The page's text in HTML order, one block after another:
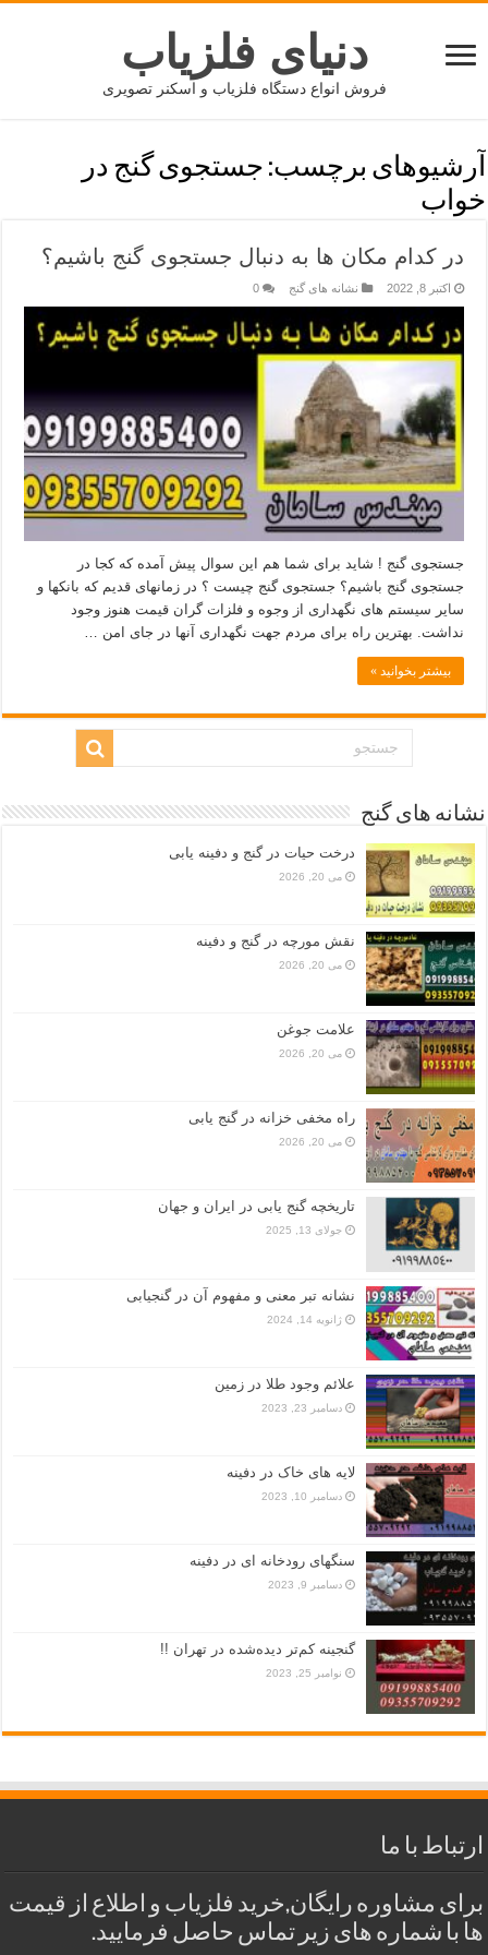
دنیای فلزیاب
فروش انواع دستگاه فلزیاب و اسکنر تصویری
آرشیوهای برچسب: جستجوی گنج در
خواب
در کدام مکان ها به دنبال جستجوی گنج باشیم؟
اکتبر 8, 2022 نشانه های گنج 0
جستجوی گنج ! شاید برای شما هم این سوال پیش آمده که کجا در
جستجوی گنج باشیم؟ جستجوی گنج چیست ؟ در زمانهای قدیم که بانکها و
سایر سیستم های نگهداری از وجوه و فلزات گران قیمت هنوز وجود
نداشت. بهترین راه برای مردم جهت نگهداری آنها در جای امن …
بیشتر بخوانید »
نشانه های گنج
درخت حیات در گنج و دفینه یابی
می 20, 2026
نقش مورچه در گنج و دفینه
می 20, 2026
علامت جوغن
می 20, 2026
راه مخفی خزانه در گنج یابی
می 20, 2026
تاریخچه گنج‌ یابی در ایران و جهان
جولای 13, 2025
نشانه تبر معنی و مفهوم آن در گنجیابی
ژانویه 14, 2024
علائم وجود طلا در زمین
دسامبر 23, 2023
لایه های خاک در دفینه
دسامبر 10, 2023
سنگهای رودخانه ای در دفینه
دسامبر 9, 2023
گنجینه کم‌تر دیده‌شده در تهران !!
نوامبر 25, 2023
ارتباط با ما
برای مشاوره رایگان,خرید فلزیاب و اطلاع از قیمت
ها با شماره های زیر تماس حاصل فرمایید.